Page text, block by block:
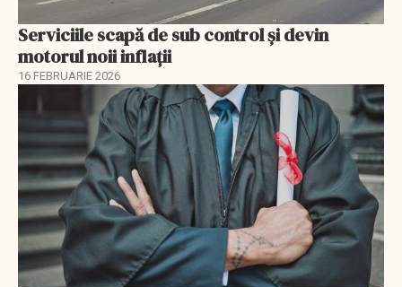
Serviciile scapă de sub control și devin
motorul noii inflații
16 FEBRUARIE 2026